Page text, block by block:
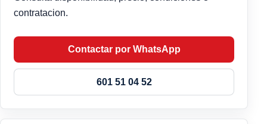
contratacion.
Contactar por WhatsApp
601 51 04 52